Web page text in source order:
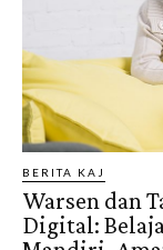
BERITA KAJ
Warsen dan
Digital: